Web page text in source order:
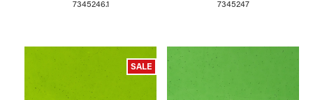
7345246.1 7345247
SALE